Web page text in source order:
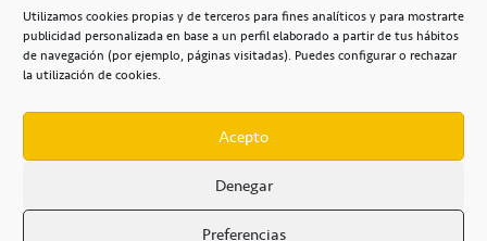
Utilizamos cookies propias y de terceros para fines analíticos y para mostrarte
publicidad personalizada en base a un perfil elaborado a partir de tus hábitos
de navegación (por ejemplo, páginas visitadas). Puedes configurar o rechazar
la utilización de cookies.
Acepto
Denegar
Preferencias
secretaria@cbcanarias.es
+34 922 253 684
Casa del Deporte / 38108 – La Laguna
POLÍTICA DE PRIVACIDAD / POLÍTICA DE COOKIES /